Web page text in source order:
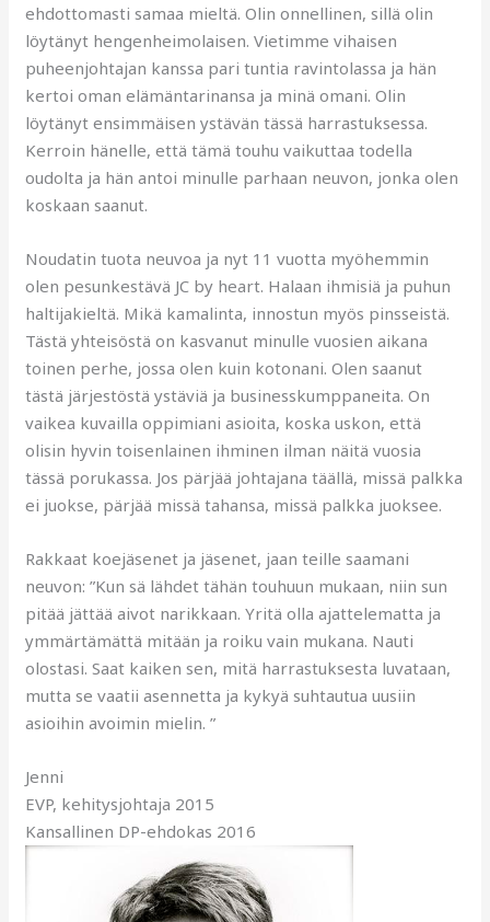
ehdottomasti samaa mieltä. Olin onnellinen, sillä olin
löytänyt hengenheimolaisen. Vietimme vihaisen
puheenjohtajan kanssa pari tuntia ravintolassa ja hän
kertoi oman elämäntarinansa ja minä omani. Olin
löytänyt ensimmäisen ystävän tässä harrastuksessa.
Kerroin hänelle, että tämä touhu vaikuttaa todella
oudolta ja hän antoi minulle parhaan neuvon, jonka olen
koskaan saanut.
Noudatin tuota neuvoa ja nyt 11 vuotta myöhemmin
olen pesunkestävä JC by heart. Halaan ihmisiä ja puhun
haltijakieltä. Mikä kamalinta, innostun myös pinsseistä.
Tästä yhteisöstä on kasvanut minulle vuosien aikana
toinen perhe, jossa olen kuin kotonani. Olen saanut
tästä järjestöstä ystäviä ja businesskumppaneita. On
vaikea kuvailla oppimiani asioita, koska uskon, että
olisin hyvin toisenlainen ihminen ilman näitä vuosia
tässä porukassa. Jos pärjää johtajana täällä, missä palkka
ei juokse, pärjää missä tahansa, missä palkka juoksee.
Rakkaat koejäsenet ja jäsenet, jaan teille saamani
neuvon: ”Kun sä lähdet tähän touhuun mukaan, niin sun
pitää jättää aivot narikkaan. Yritä olla ajattelematta ja
ymmärtämättä mitään ja roiku vain mukana. Nauti
olostasi. Saat kaiken sen, mitä harrastuksesta luvataan,
mutta se vaatii asennetta ja kykyä suhtautua uusiin
asioihin avoimin mielin. ”
Jenni
EVP, kehitysjohtaja 2015
Kansallinen DP-ehdokas 2016